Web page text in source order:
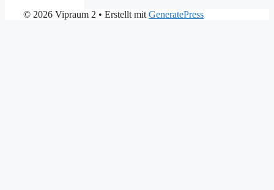
© 2026 Vipraum 2 • Erstellt mit GeneratePress